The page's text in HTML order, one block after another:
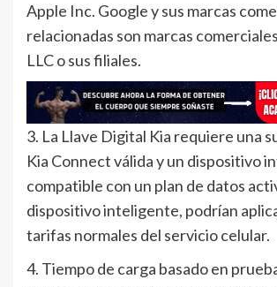
Apple Inc. Google y sus marcas
relacionadas son marcas
LLC o sus filiales.
3. La Llave Digital Kia requiere una
Kia Connect válida y un dispositivo
compatible con un plan de datos
dispositivo inteligente, podrían
tarifas normales del servicio celular.
4. Tiempo de carga basado en